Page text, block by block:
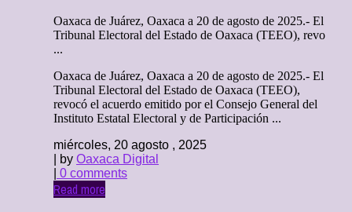
Oaxaca de Juárez, Oaxaca a 20 de agosto de 2025.- El
Tribunal Electoral del Estado de Oaxaca (TEEO), revo
...
Oaxaca de Juárez, Oaxaca a 20 de agosto de 2025.- El
Tribunal Electoral del Estado de Oaxaca (TEEO),
revocó el acuerdo emitido por el Consejo General del
Instituto Estatal Electoral y de Participación ...
miércoles, 20 agosto , 2025
| by Oaxaca Digital
0 comments
Read more